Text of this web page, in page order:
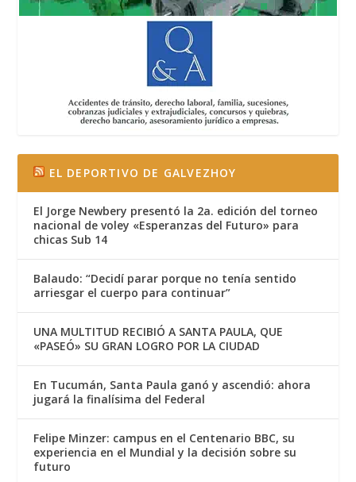
EL DEPORTIVO DE GALVEZHOY
El Jorge Newbery presentó la 2a. edición del torneo
nacional de voley «Esperanzas del Futuro» para
chicas Sub 14
Balaudo: “Decidí parar porque no tenía sentido
arriesgar el cuerpo para continuar”
UNA MULTITUD RECIBIÓ A SANTA PAULA, QUE
«PASEÓ» SU GRAN LOGRO POR LA CIUDAD
En Tucumán, Santa Paula ganó y ascendió: ahora
jugará la finalísima del Federal
Felipe Minzer: campus en el Centenario BBC, su
experiencia en el Mundial y la decisión sobre su
futuro